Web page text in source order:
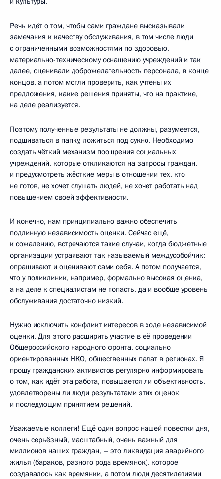
Речь идёт о том, чтобы сами граждане высказывали
замечания к качеству обслуживания, в том числе люди
с ограниченными возможностями по здоровью,
материально-техническому оснащению учреждений и так
далее, оценивали доброжелательность персонала, в конце
концов, а потом могли проверить, как учтены их
предложения, какие решения приняты, что на практике,
на деле реализуется.
Поэтому полученные результаты не должны, разумеется,
подшиваться в папку, ложиться под сукно. Необходимо
создать чёткий механизм поощрения социальных
учреждений, которые откликаются на запросы граждан,
и предусмотреть жёсткие меры в отношении тех, кто
не готов, не хочет слушать людей, не хочет работать над
повышением своей эффективности.
И конечно, нам принципиально важно обеспечить
подлинную независимость оценки. Сейчас ещё,
к сожалению, встречаются такие случаи, когда бюджетные
организации устраивают так называемый междусобойчик:
опрашивают и оценивают сами себя. А потом получается,
что у поликлиник, например, формально высокая оценка,
а на деле к специалистам не попасть, да и вообще уровень
обслуживания достаточно низкий.
Нужно исключить конфликт интересов в ходе независимой
оценки. Для этого расширить участие в её проведении
Общероссийского народного фронта, социально
ориентированных НКО, общественных палат в регионах. Я
прошу гражданских активистов регулярно информировать
о том, как идёт эта работа, повышается ли объективность,
удовлетворены ли люди результатами этих оценок
и последующим принятием решений.
Уважаемые коллеги! Ещё один вопрос нашей повестки дня,
очень серьёзный, масштабный, очень важный для
миллионов наших граждан, – это ликвидация аварийного
жилья (бараков, разного рода времянок), которое
создавалось как времянки, а потом люди десятилетиями